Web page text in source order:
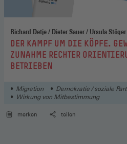
:DER KAMPF UM DIE KÖPFE.
ZUNAHME RECHTER
BETRIEBEN
Migration
Demokratie / soziale
Wirkung von Mitbestimmung
merken teilen